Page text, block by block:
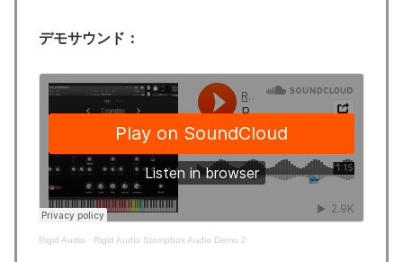
デモサウンド：
Rigid Audio · Rigid Audio Stompbox Audio Demo 2